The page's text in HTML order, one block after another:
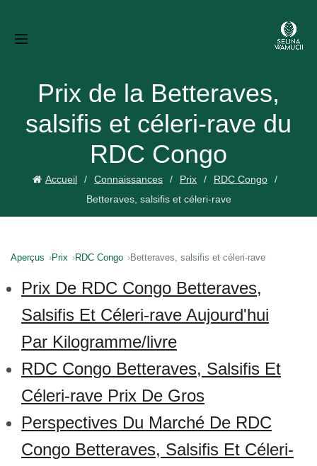
Prix de la Betteraves,
salsifis et céleri-rave du
RDC Congo
Accueil Connaissances Prix
RDC Congo
Betteraves, salsifis et céleri-rave
Aperçus Prix RDC Congo Betteraves, salsifis et céleri-rave
Prix De RDC Congo Betteraves,
Salsifis Et Céleri-rave Aujourd'hui
Par Kilogramme/livre
RDC Congo Betteraves, Salsifis Et
Céleri-rave Prix De Gros
Perspectives Du Marché De RDC
Congo Betteraves, Salsifis Et Céleri-